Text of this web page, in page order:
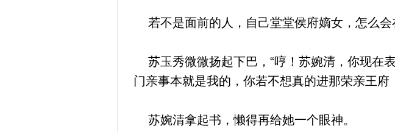
若不是面前的人，自己堂堂侯府嫡女，怎么会
苏玉秀微微扬起下巴，“哼！苏婉清，你现在
门亲事本就是我的，你若不想真的进那荣亲王
苏婉清拿起书，懒得再给她一个眼神。